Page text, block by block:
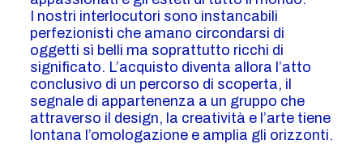
I nostri interlocutori sono instancabili
perfezionisti che amano circondarsi di
oggetti sì belli ma soprattutto ricchi di
significato. L’acquisto diventa allora l’atto
conclusivo di un percorso di scoperta, il
segnale di appartenenza a un gruppo che
attraverso il design, la creatività e l’arte tiene
lontana l’omologazione e amplia gli orizzonti.